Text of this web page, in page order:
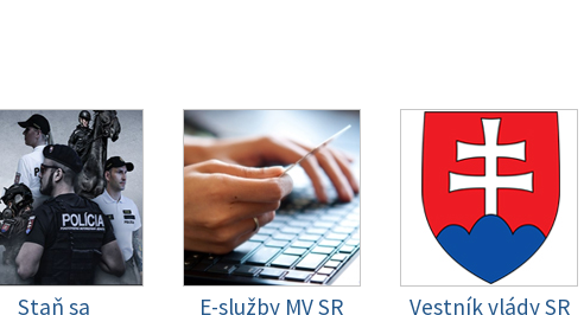
Staň sa
E-služby MV SR Vestník vlády SR